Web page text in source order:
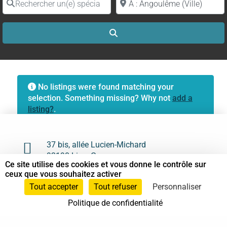
No listings were found matching your
selection. Something missing? Why not add a
listing?.

37 bis, allée Lucien-Michard
93190 Livry-Gargan
 06 61 87 28 09
Nous contacter
Ce site utilise des cookies et vous donne le contrôle sur
ceux que vous souhaitez activer
Tout accepter
Tout refuser
Personnaliser
Politique de confidentialité